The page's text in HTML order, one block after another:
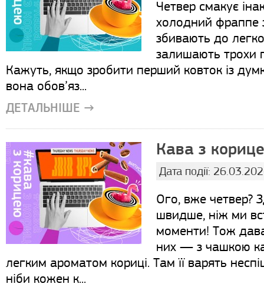
Четвер смакує
холодний фраппе
збивають до
залишають трохи
Кажуть, якщо зробити перший ковток із
вона обов’яз...
ДЕТАЛЬНІШЕ →
Кава з
Дата події:
Ого, вже четвер?
швидше, ніж ми
моменти! Тож
них — з чашкою
легким ароматом кориці. Там її варять
ніби кожен к...